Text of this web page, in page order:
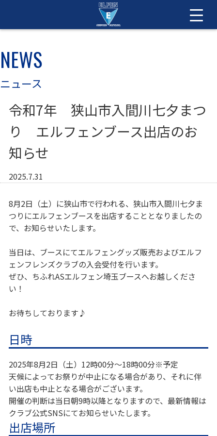
NEWS
ニュース
令和7年 狭山市入間川七夕まつ
り エルフェンブース出店のお
知らせ
2025.7.31
8月2日（土）に狭山市で行われる、狭山市入間川七夕ま
つりにエルフェンブースを出店することとなりましたの
で、お知らせいたします。
当日は、ブースにてエルフェングッズ販売およびエルフ
ェンフレンズクラブの入会受付を行います。
ぜひ、ちふれASエルフェン埼玉ブースへお越しくださ
い！
お待ちしております♪
日時
2025年8月2日（土）12時00分～18時00分※予定
天候によってお祭りが中止になる場合があり、それに伴
い出店も中止となる場合がございます。
開催の判断は当日朝9時以降となりますので、最新情報は
クラブ公式SNSにてお知らせいたします。
出店場所